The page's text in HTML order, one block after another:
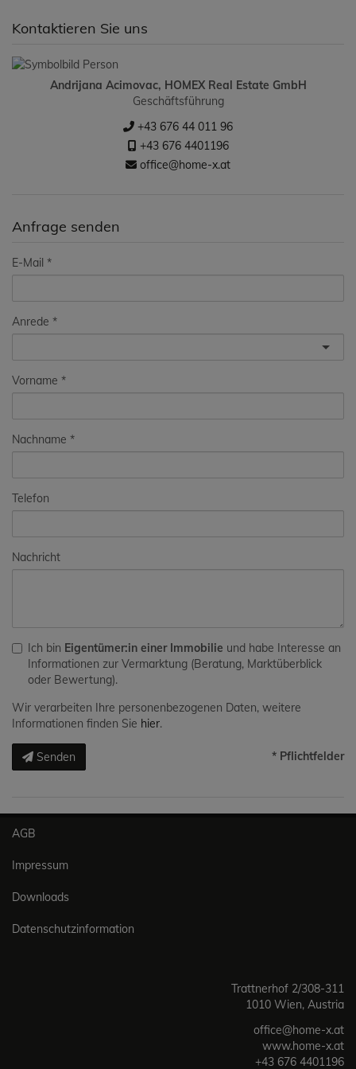
Kontaktieren Sie uns
Andrijana Acimovac, HOMEX Real Estate GmbH
Geschäftsführung
+43 676 44 011 96
+43 676 4401196
office@home-x.at
Anfrage senden
E-Mail
Anrede
Vorname
Nachname
Telefon
Nachricht
Ich bin Eigentümer:in einer Immobilie und habe Interesse an
Informationen zur Vermarktung (Beratung, Marktüberblick
oder Bewertung).
Wir verarbeiten Ihre personenbezogenen Daten, weitere
Informationen finden Sie hier.
Senden * Pflichtfelder
AGB
Impressum
Downloads
Datenschutzinformation
Trattnerhof 2/308-311
1010 Wien, Austria
office@home-x.at
www.home-x.at
+43 676 4401196